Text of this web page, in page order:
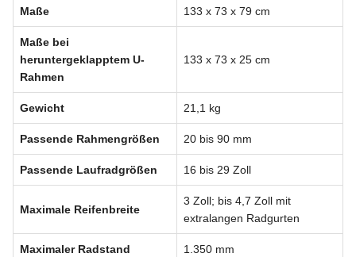
Maße 133 x 73 x 79 cm
Maße bei
heruntergeklapptem U-
Rahmen
133 x 73 x 25 cm
Gewicht 21,1 kg
Passende Rahmengrößen 20 bis 90 mm
Passende Laufradgrößen 16 bis 29 Zoll
Maximale Reifenbreite
3 Zoll; bis 4,7 Zoll mit
extralangen Radgurten
Maximaler Radstand 1.350 mm